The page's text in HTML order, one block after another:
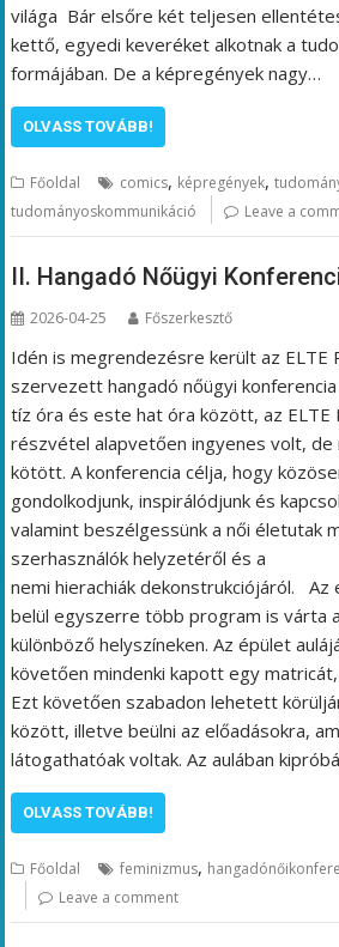
világa Bár elsőre két teljesen
kettő, egyedi keveréket alkotnak a
formájában. De a képregények nagy…
OLVASS TOVÁBB!
Főoldal comics, képregények,
tudományoskommunikáció Leave a
II. Hangadó Nőügyi
2026-04-25 Főszerkesztő
Idén is megrendezésre került az ELTE
szervezett hangadó nőügyi
tíz óra és este hat óra között, az ELTE
részvétel alapvetően ingyenes volt,
kötött. A konferencia célja, hogy
gondolkodjunk, inspirálódjunk és
valamint beszélgessünk a női életutak
szerhasználók helyzetéről és a
nemi hierachiák dekonstrukciójáról. Az
belül egyszerre több program is várta
különböző helyszíneken. Az épület
követően mindenki kapott egy
Ezt követően szabadon lehetett
között, illetve beülni az előadásokra,
látogathatóak voltak. Az aulában
OLVASS TOVÁBB!
Főoldal feminizmus,
Leave a comment